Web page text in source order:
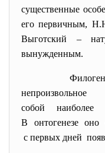
существенные
его первичным,
Выготский –
вынужденным.
собой
В онтогенезе
с первых дней